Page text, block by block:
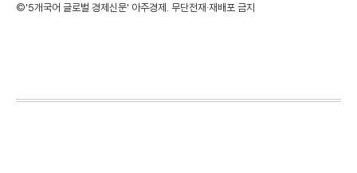
©'5개국어 글로벌 경제신문' 아주경제. 무단전재·재배포 금지